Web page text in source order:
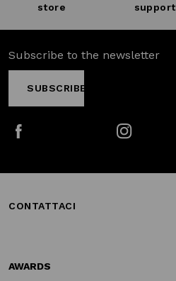
store
support
Subscribe to the newsletter
SUBSCRIBE
CONTATTACI
AWARDS